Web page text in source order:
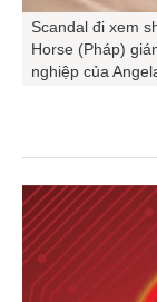
Scandal đi xem
Horse (Pháp)
nghiệp của